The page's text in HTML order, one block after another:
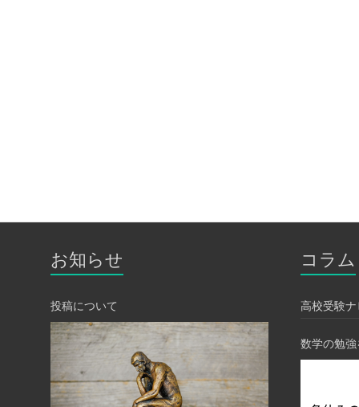
お知らせ
投稿について
コラム
高校受験
数学の勉